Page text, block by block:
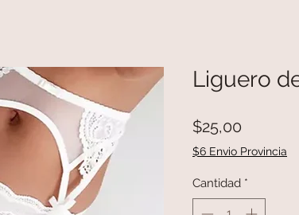
Liguero
$25,00
$6 Envio Provincia
Cantidad *